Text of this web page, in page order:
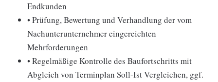
Endkunden
• Prüfung, Bewertung und Verhandlung der vom
Nachunterunternehmer eingereichten
Mehrforderungen
• Regelmäßige Kontrolle des Baufortschritts mit
Abgleich von Terminplan Soll-Ist Vergleichen, ggf.